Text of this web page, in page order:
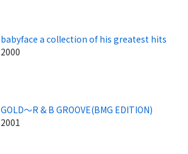
babyface a collection of his greatest hits
2000
GOLD～R & B GROOVE(BMG EDITION)
2001